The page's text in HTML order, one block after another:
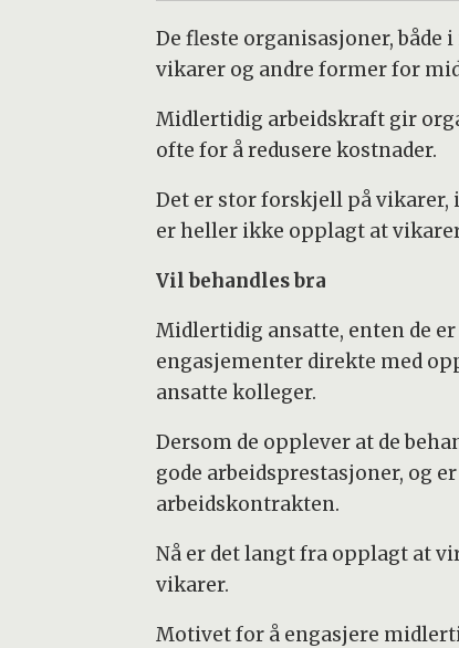
De fleste organisasjoner,
vikarer og andre former for
Midlertidig arbeidskraft gir
ofte for å redusere kostnader.
Det er stor forskjell på vikarer,
er heller ikke opplagt at
Vil behandles bra
Midlertidig ansatte, enten de
engasjementer direkte med
ansatte kolleger.
Dersom de opplever at de
gode arbeidsprestasjoner, og
arbeidskontrakten.
Nå er det langt fra opplagt at
vikarer.
Motivet for å engasjere